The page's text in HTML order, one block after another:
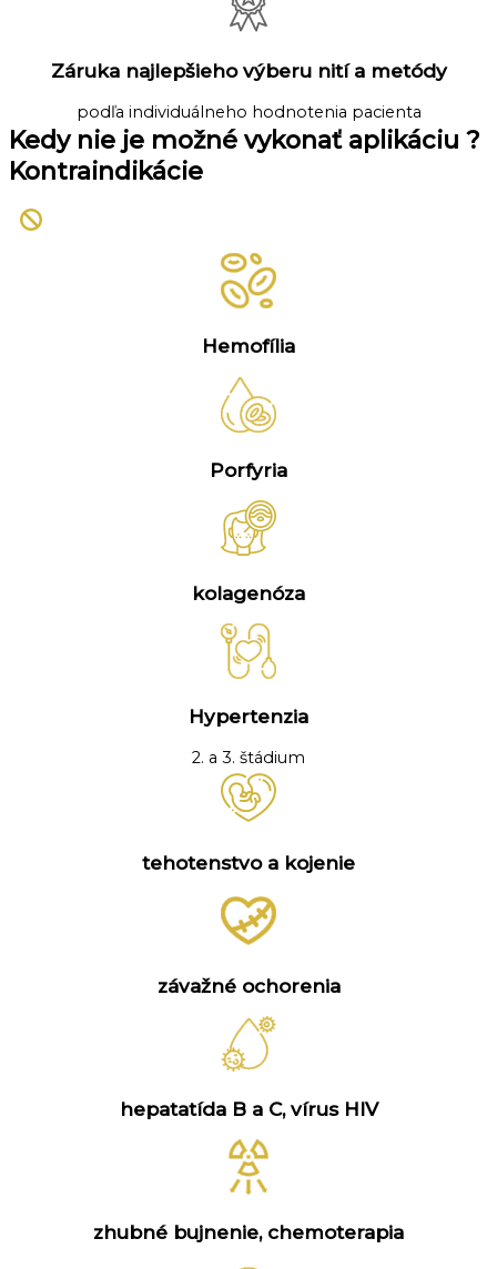
Záruka najlepšieho výberu nití a metódy
podľa individuálneho hodnotenia pacienta
Kedy nie je možné vykonať aplikáciu ?
Kontraindikácie
Hemofília
Porfyria
kolagenóza
Hypertenzia
2. a 3. štádium
tehotenstvo a kojenie
závažné ochorenia
hepatatída B a C, vírus HIV
zhubné bujnenie, chemoterapia